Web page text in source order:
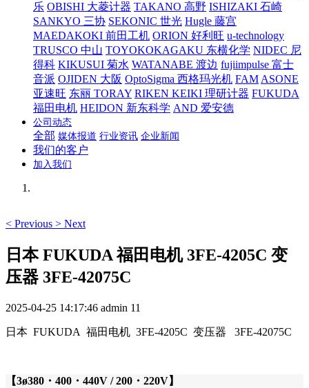
乐 OBISHI 大菱计器 TAKANO 高野 ISHIZAKI 石崎
SANKYO 三协 SEKONIC 世光 Hugle 藤宫
MAEDAKOKI 前田工机 ORION 好利旺 u-technology
TRUSCO 中山 TOYOKOKAGAKU 东横化学 NIDEC 尼
得科 KIKUSUI 菊水 WATANABE 渡边 fujiimpulse 富士
音派 OJIDEN 大阪 OptoSigma 西格玛光机 FAM ASONE
亚速旺 东丽 TORAY RIKEN KEIKI 理研计器 FUKUDA
福田电机 HEIDON 新东科学 AND 爱安德
公司动态
全部 媒体报道 行业资讯 企业新闻
我们的客户
加入我们
< Previous > Next
日本 FUKUDA 福田电机 3FE-4205C 变
压器 3FE-42075C
2025-04-25 14:17:46 admin 11
日本 FUKUDA 福田电机 3FE-4205C 变压器 3FE-42075C
【3ø380・400・440V / 200・220V】